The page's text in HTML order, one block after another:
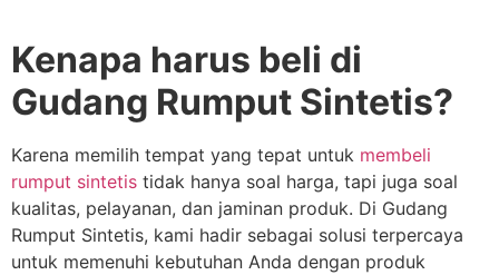
Kenapa harus beli di
Gudang Rumput Sintetis?
Karena memilih tempat yang tepat untuk membeli
rumput sintetis tidak hanya soal harga, tapi juga soal
kualitas, pelayanan, dan jaminan produk. Di Gudang
Rumput Sintetis, kami hadir sebagai solusi terpercaya
untuk memenuhi kebutuhan Anda dengan produk